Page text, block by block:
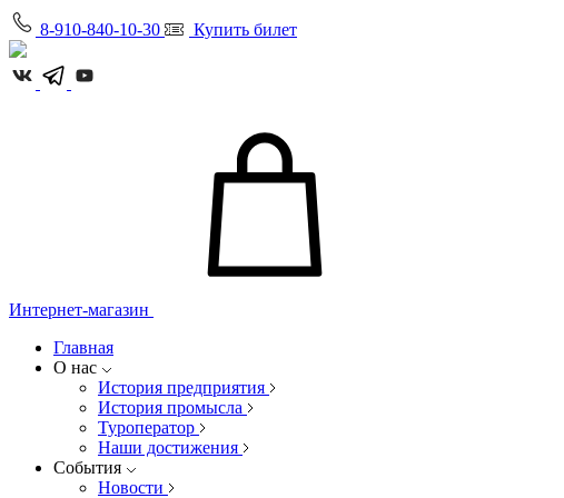
8-910-840-10-30 Купить билет
Интернет-магазин
Главная
О нас
История предприятия
История промысла
Туроператор
Наши достижения
События
Новости